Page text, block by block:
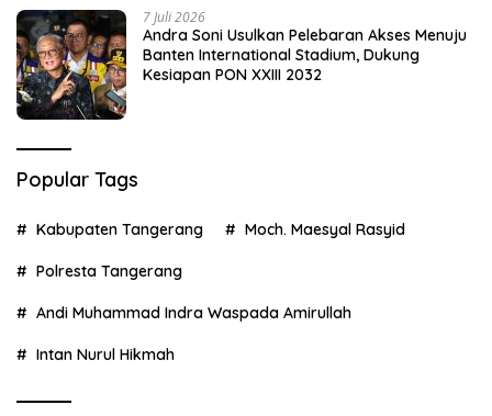
7 Juli 2026
Andra Soni Usulkan Pelebaran Akses Menuju
Banten International Stadium, Dukung
Kesiapan PON XXIII 2032
Popular Tags
Kabupaten Tangerang Moch. Maesyal Rasyid
Polresta Tangerang
Andi Muhammad Indra Waspada Amirullah
Intan Nurul Hikmah